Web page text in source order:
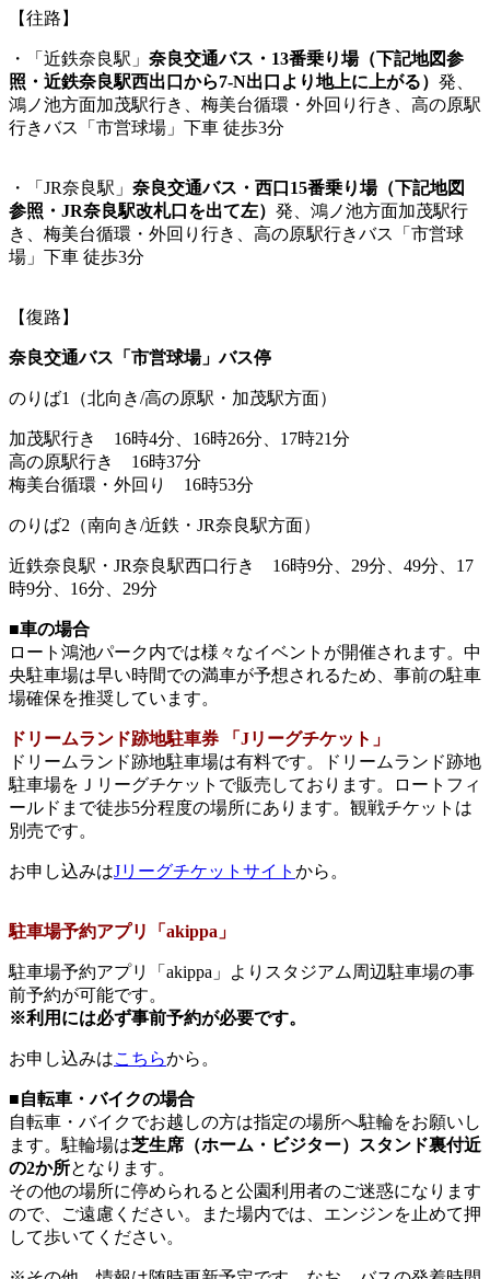
【往路】
・「近鉄奈良駅」 奈良交通バス・13番乗り場（下記地図参
照・近鉄奈良駅西出口から7-N出口より地上に上がる） 発、
鴻ノ池方面加茂駅行き、梅美台循環・外回り行き、高の原駅
行きバス「市営球場」下車 徒歩3分
・「JR奈良駅」 奈良交通バス・西口15番乗り場（下記地図
参照・JR奈良駅改札口を出て左） 発、鴻ノ池方面加茂駅行
き、梅美台循環・外回り行き、高の原駅行きバス「市営球
場」下車 徒歩3分
【復路】
奈良交通バス「市営球場」バス停
のりば1（北向き/高の原駅・加茂駅方面）
加茂駅行き 16時4分、16時26分、17時21分
高の原駅行き 16時37分
梅美台循環・外回り 16時53分
のりば2（南向き/近鉄・JR奈良駅方面）
近鉄奈良駅・JR奈良駅西口行き 16時9分、29分、49分、17
時9分、16分、29分
■車の場合
ロート鴻池パーク内では様々なイベントが開催されます。中
央駐車場は早い時間での満車が予想されるため、事前の駐車
場確保を推奨しています。
ドリームランド跡地駐車券 「Jリーグチケット」
ドリームランド跡地駐車場は有料です。ドリームランド跡地
駐車場をＪリーグチケットで販売しております。ロートフィ
ールドまで徒歩5分程度の場所にあります。観戦チケットは
別売です。
お申し込みはJリーグチケットサイト から。
駐車場予約アプリ「akippa」
駐車場予約アプリ「akippa」よりスタジアム周辺駐車場の事
前予約が可能です。
※利用には必ず事前予約が必要です。
お申し込みはこちらから。
■自転車・バイクの場合
自転車・バイクでお越しの方は指定の場所へ駐輪をお願いし
ます。駐輪場は芝生席（ホーム・ビジター）スタンド裏付近
の2か所となります。
その他の場所に停められると公園利用者のご迷惑になります
ので、ご遠慮ください。また場内では、エンジンを止めて押
して歩いてください。